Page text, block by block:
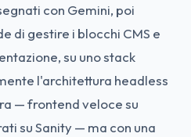
con Gemini, poi
di gestire i blocchi CMS e
su uno stack
l'architettura headless
— frontend veloce su
su Sanity — ma con una